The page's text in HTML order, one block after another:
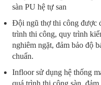
sàn PU hệ tự san
Đội ngũ thợ thi công được
trình thi công, quy trình
nghiêm ngặt, đảm bảo độ
chuẩn.
Infloor sử dụng hệ thống
quá trình thi công sàn,